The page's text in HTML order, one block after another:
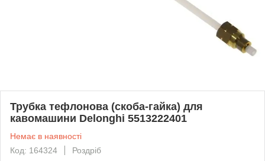
Трубка тефлонова (скоба-гайка) для
кавомашини Delonghi 5513222401
Немає в наявності
Код: 164324
Роздріб